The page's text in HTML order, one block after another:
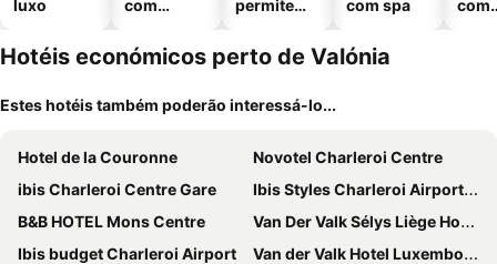
luxo
com
permitem
com spa
com
Hotéis económicos perto de Valónia
Estes hotéis também poderão interessá-lo...
Hotel de la Couronne
Novotel Charleroi Centre
ibis Charleroi Centre Gare
Ibis Styles Charleroi Airport Aero 44
B&B HOTEL Mons Centre
Van Der Valk Sélys Liège Hotel & Spa
Ibis budget Charleroi Airport
Van der Valk Hotel Luxembourg - Arlon